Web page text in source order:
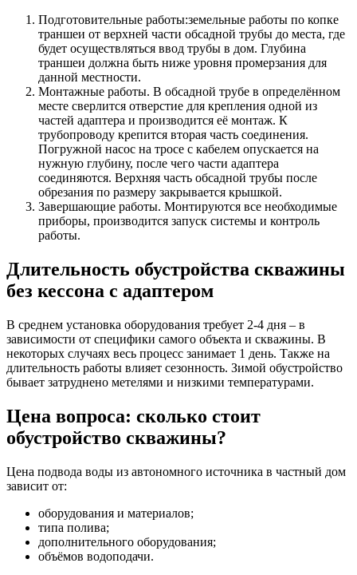
Подготовительные работы:земельные работы по копке
траншеи от верхней части обсадной трубы до места, где
будет осуществляться ввод трубы в дом. Глубина
траншеи должна быть ниже уровня промерзания для
данной местности.
Монтажные работы. В обсадной трубе в определённом
месте сверлится отверстие для крепления одной из
частей адаптера и производится её монтаж. К
трубопроводу крепится вторая часть соединения.
Погружной насос на тросе с кабелем опускается на
нужную глубину, после чего части адаптера
соединяются. Верхняя часть обсадной трубы после
обрезания по размеру закрывается крышкой.
Завершающие работы. Монтируются все необходимые
приборы, производится запуск системы и контроль
работы.
Длительность обустройства скважины
без кессона с адаптером
В среднем установка оборудования требует 2-4 дня – в
зависимости от специфики самого объекта и скважины. В
некоторых случаях весь процесс занимает 1 день. Также на
длительность работы влияет сезонность. Зимой обустройство
бывает затруднено метелями и низкими температурами.
Цена вопроса: сколько стоит
обустройство скважины?
Цена подвода воды из автономного источника в частный дом
зависит от:
оборудования и материалов;
типа полива;
дополнительного оборудования;
объёмов водоподачи.